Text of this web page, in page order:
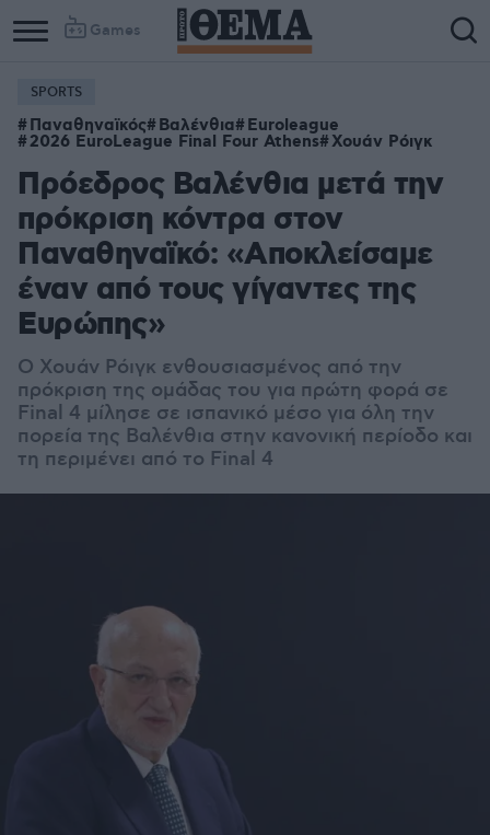
Games
SPORTS
Παναθηναϊκός Βαλένθια Euroleague
2026 EuroLeague Final Four Athens Χουάν Ρόιγκ
Πρόεδρος Βαλένθια μετά την
πρόκριση κόντρα στον
Παναθηναϊκό: «Αποκλείσαμε
έναν από τους γίγαντες της
Ευρώπης»
Ο Χουάν Ρόιγκ ενθουσιασμένος από την
πρόκριση της ομάδας του για πρώτη φορά σε
Final 4 μίλησε σε ισπανικό μέσο για όλη την
πορεία της Βαλένθια στην κανονική περίοδο και
τη περιμένει από το Final 4